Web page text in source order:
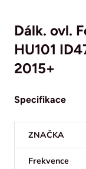
Dálk. ovl.
HU101
2015+
Specifikace
ZNAČKA
Frekvence